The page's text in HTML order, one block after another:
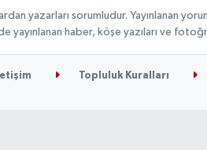
yazarları sorumludur. Yayınlanan
yayınlanan haber, köşe yazıları ve
Topluluk Kuralları